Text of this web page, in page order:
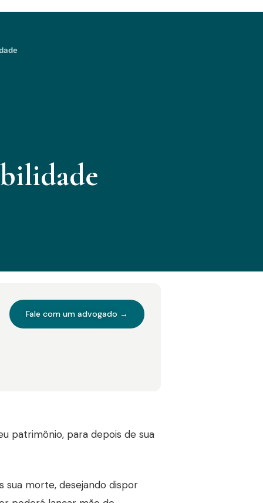
Fale com um advogado →
patrimônio, para depois de sua
sua morte, desejando dispor